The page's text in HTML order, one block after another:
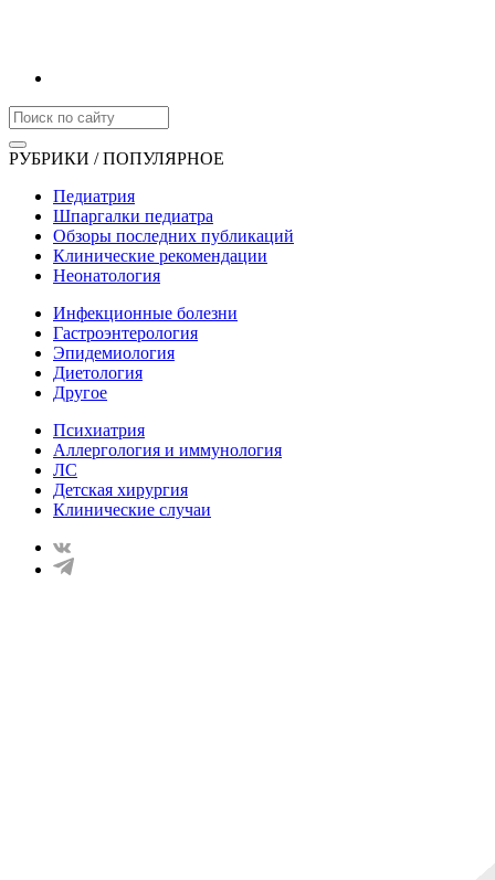
РУБРИКИ / ПОПУЛЯРНОЕ
Педиатрия
Шпаргалки педиатра
Обзоры последних публикаций
Клинические рекомендации
Неонатология
Инфекционные болезни
Гастроэнтерология
Эпидемиология
Диетология
Другое
Психиатрия
Аллергология и иммунология
ЛС
Детская хирургия
Клинические случаи